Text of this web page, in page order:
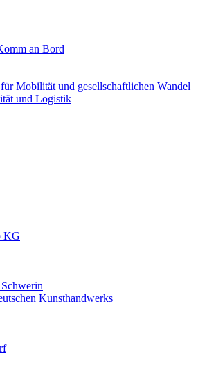
an Bord
Mobilität und gesellschaftlichen Wandel
und Logistik
KG
Kunsthandwerks